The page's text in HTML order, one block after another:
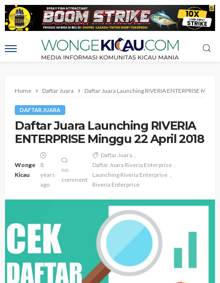
Home Daftar Juara Daftar Juara Launching RIVERIA ENTERPRISE
DAFTAR JUARA
Daftar Juara Launching RIVERIA
ENTERPRISE Minggu 22 April 2018
Wonge
Kicau
8
years
ago
no
comment
Daftar Juara
Daftar Juara Riveria Enterprise
Launching Riveria Enterprise
Riveria Enterprise